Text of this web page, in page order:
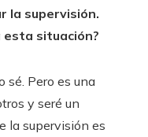
la supervisión.
esta situación?
sé. Pero es una
y seré un
la supervisión es